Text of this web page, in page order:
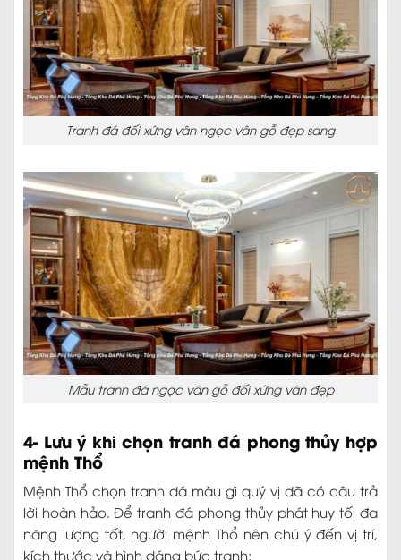
Tranh đá đối xứng vân ngọc vân gỗ đẹp sang
Mẫu tranh đá ngọc vân gỗ đối xứng vân đẹp
4- Lưu ý khi chọn tranh đá phong thủy hợp
mệnh Thổ
Mệnh Thổ chọn tranh đá màu gì quý vị đã có câu trả
lời hoàn hảo. Để tranh đá phong thủy phát huy tối đa
năng lượng tốt, người mệnh Thổ nên chú ý đến vị trí,
kích thước và hình dáng bức tranh: